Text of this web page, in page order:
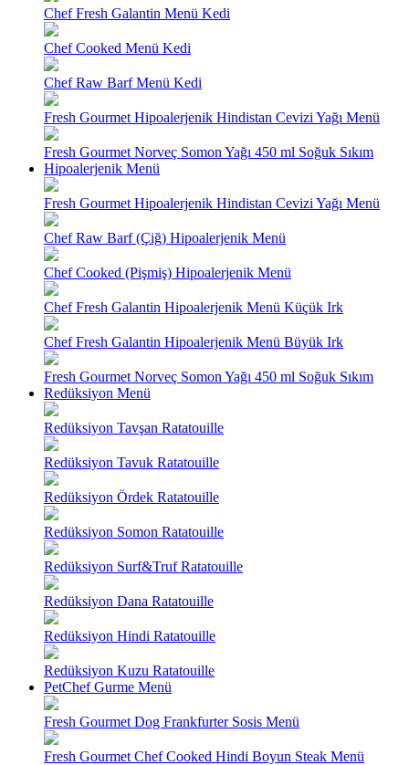
Chef Fresh Galantin Menü Kedi
Chef Cooked Menü Kedi
Chef Raw Barf Menü Kedi
Fresh Gourmet Hipoalerjenik Hindistan Cevizi Yağı Menü
Fresh Gourmet Norveç Somon Yağı 450 ml Soğuk Sıkım
Hipoalerjenik Menü
Fresh Gourmet Hipoalerjenik Hindistan Cevizi Yağı Menü
Chef Raw Barf (Çiğ) Hipoalerjenik Menü
Chef Cooked (Pişmiş) Hipoalerjenik Menü
Chef Fresh Galantin Hipoalerjenik Menü Küçük Irk
Chef Fresh Galantin Hipoalerjenik Menü Büyük Irk
Fresh Gourmet Norveç Somon Yağı 450 ml Soğuk Sıkım
Redüksiyon Menü
Redüksiyon Tavşan Ratatouille
Redüksiyon Tavuk Ratatouille
Redüksiyon Ördek Ratatouille
Redüksiyon Somon Ratatouille
Redüksiyon Surf&Truf Ratatouille
Redüksiyon Dana Ratatouille
Redüksiyon Hindi Ratatouille
Redüksiyon Kuzu Ratatouille
PetChef Gurme Menü
Fresh Gourmet Dog Frankfurter Sosis Menü
Fresh Gourmet Chef Cooked Hindi Boyun Steak Menü